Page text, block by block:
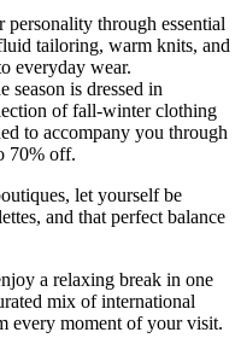
personality through essential
tailoring, warm knits, and
everyday wear.
season is dressed in
of fall-winter clothing
to accompany you through
70% off.
let yourself be
and that perfect balance
a relaxing break in one
mix of international
every moment of your visit.